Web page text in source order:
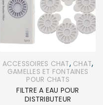
ACCESSOIRES CHAT, CHAT,
GAMELLES ET FONTAINES
POUR CHATS
FILTRE A EAU POUR
DISTRIBUTEUR